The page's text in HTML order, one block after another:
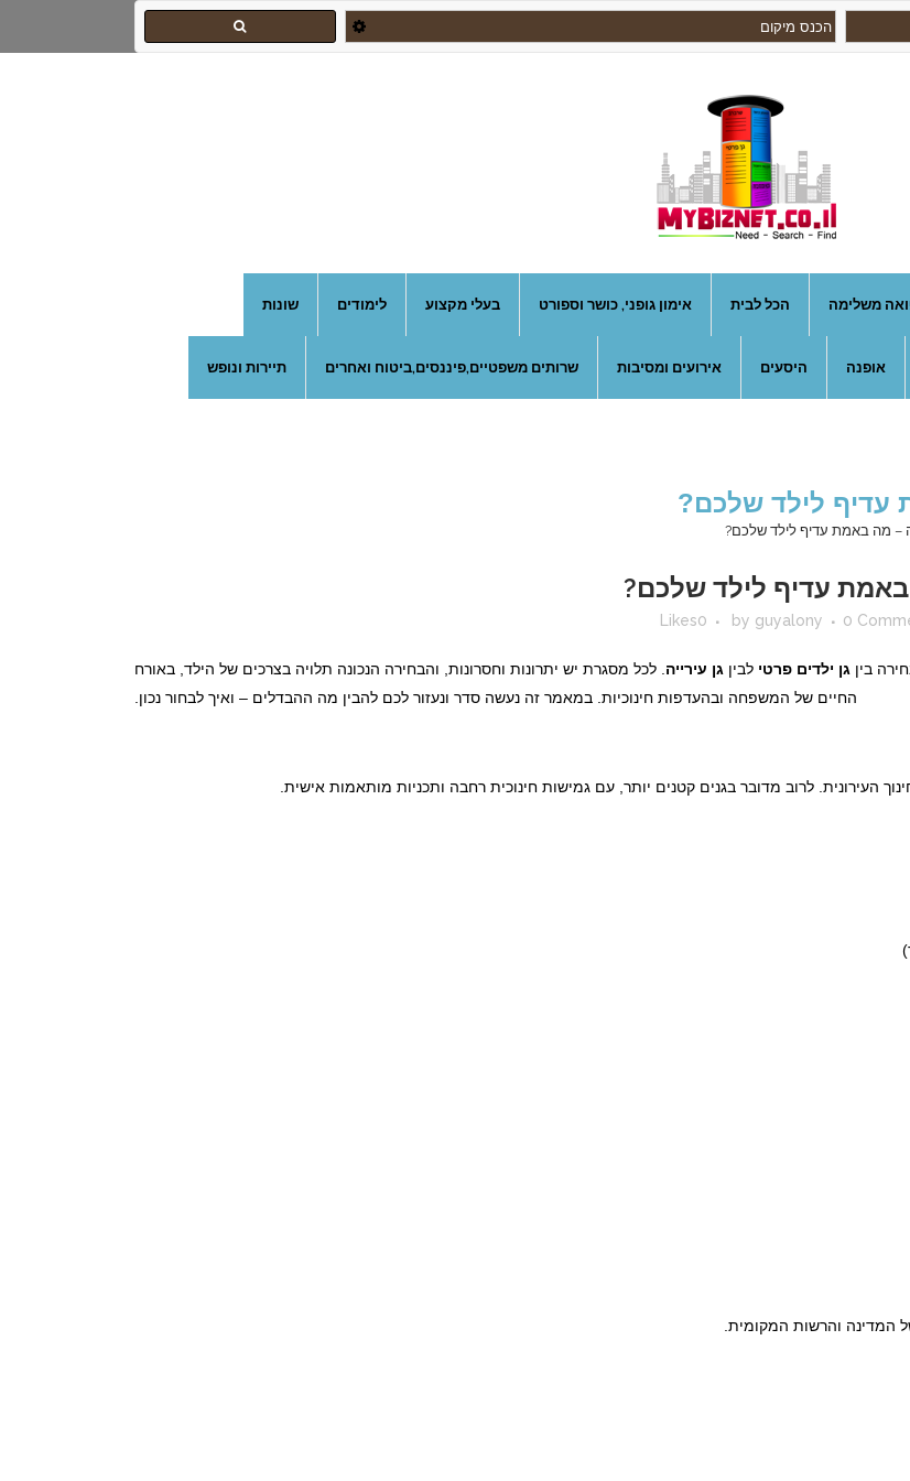
משלימה הכל לבית אימון גופני, כושר וספורט בעלי מקצוע לימודים שונות
אופנה היסעים אירועים ומסיבות שרותים משפטיים,פיננסים,ביטוח ואחרים תיירות ונופש
עדיף לילד שלכם?
– מה באמת עדיף לילד שלכם?
באמת עדיף לילד שלכם?
by guyalony 0
0
Likes
בין גן ילדים פרטי לבין גן עירייה . לכל מסגרת יש יתרונות וחסרונות, והבחירה הנכונה תלויה בצרכים של הילד, באורח
החיים של המשפחה ובהעדפות חינוכיות. במאמר זה נעשה סדר ונעזור לכם להבין מה ההבדלים – ואיך לבחור נכון.
העירונית. לרוב מדובר בגנים קטנים יותר, עם גמישות חינוכית רחבה ותכניות מותאמות אישית.
המדינה והרשות המקומית.